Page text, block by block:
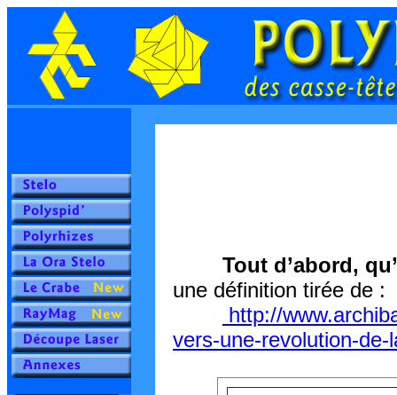
Tout d’abord,
une définition tirée de :
http://
vers-une-revolution-de-